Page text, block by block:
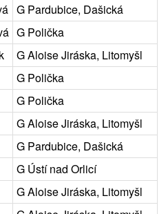
G Pardubice, Dašická
G Polička
G Aloise Jiráska, Litomyšl
G Polička
G Polička
G Aloise Jiráska, Litomyšl
G Pardubice, Dašická
G Ústí nad Orlicí
G Aloise Jiráska, Litomyšl